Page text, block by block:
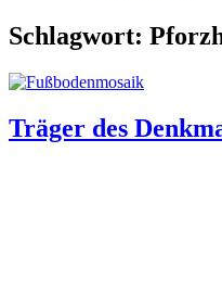
Schlagwort:
Träger des